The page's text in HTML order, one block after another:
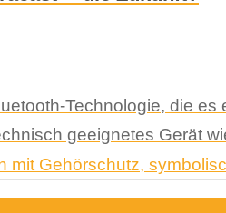
Technologie, die
geeignetes Gerät